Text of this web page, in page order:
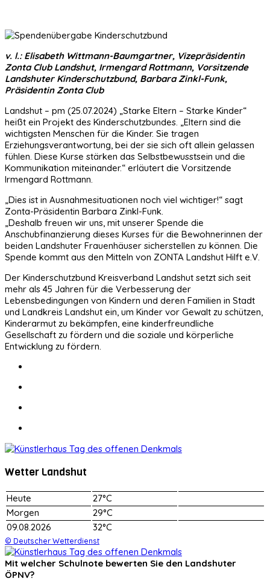
v. l.: Elisabeth Wittmann-Baumgartner, Vizepräsidentin
Zonta Club Landshut, Irmengard Rottmann, Vorsitzende
Landshuter Kinderschutzbund, Barbara Zinkl-Funk,
Präsidentin Zonta Club
Landshut – pm (25.07.2024) „Starke Eltern – Starke Kinder“
heißt ein Projekt des Kinderschutzbundes. „Eltern sind die
wichtigsten Menschen für die Kinder. Sie tragen
Erziehungsverantwortung, bei der sie sich oft allein gelassen
fühlen. Diese Kurse stärken das Selbstbewusstsein und die
Kommunikation miteinander.“ erläutert die Vorsitzende
Irmengard Rottmann.
„Dies ist in Ausnahmesituationen noch viel wichtiger!“ sagt
Zonta-Präsidentin Barbara Zinkl-Funk.
„Deshalb freuen wir uns, mit unserer Spende die
Anschubfinanzierung dieses Kurses für die Bewohnerinnen der
beiden Landshuter Frauenhäuser sicherstellen zu können. Die
Spende kommt aus den Mitteln von ZONTA Landshut Hilft e.V.
Der Kinderschutzbund Kreisverband Landshut setzt sich seit
mehr als 45 Jahren für die Verbesserung der
Lebensbedingungen von Kindern und deren Familien in Stadt
und Landkreis Landshut ein, um Kinder vor Gewalt zu schützen,
Kinderarmut zu bekämpfen, eine kinderfreundliche
Gesellschaft zu fördern und die soziale und körperliche
Entwicklung zu fördern.
Wetter Landshut
Heute
27°C
Morgen
29°C
09.08.2026
32°C
© Deutscher Wetterdienst
Mit welcher Schulnote bewerten Sie den Landshuter
ÖPNV?